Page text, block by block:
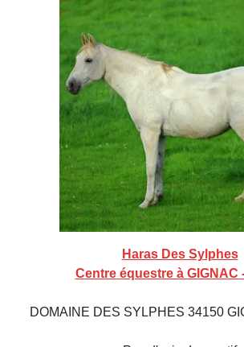
Haras Des Sylphes
Centre équestre à GIGNAC
DOMAINE DES SYLPHES 34150